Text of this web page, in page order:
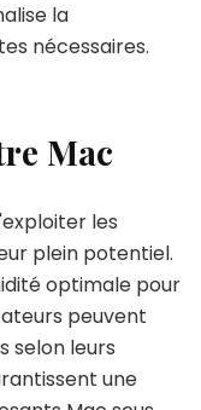
la
nécessaires.
Mac
les
plein potentiel.
optimale pour
peuvent
selon leurs
une